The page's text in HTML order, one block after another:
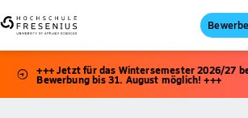
+++ Jetzt für das Wintersemester 2026/27
Bewerbung bis 31. August möglich! +++